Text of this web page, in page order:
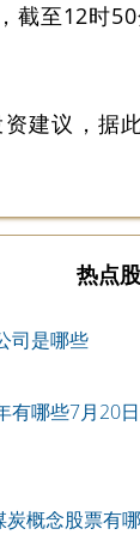
截至12时
建议，据
热点
司是哪些
有哪些7月20日
概念股票有